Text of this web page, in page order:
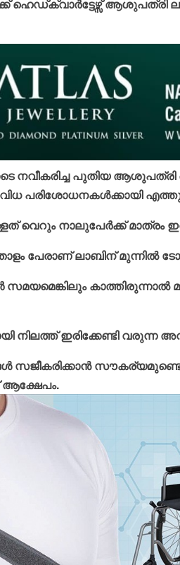
ഹെഡ്ക്വാർട്ടേഴ്സ്
പുതിയ ആശുപത്രി
പരിശോധനകൾക്കായി
വെറും നാലുപേർക്ക് മാത്രം
പേരാണ് ലാബിന് മുന്നിൽ
കാത്തിരുന്നാൽ
നിലത്ത് ഇരിക്കേണ്ടി വരുന്ന
സജീകരിക്കാൻ